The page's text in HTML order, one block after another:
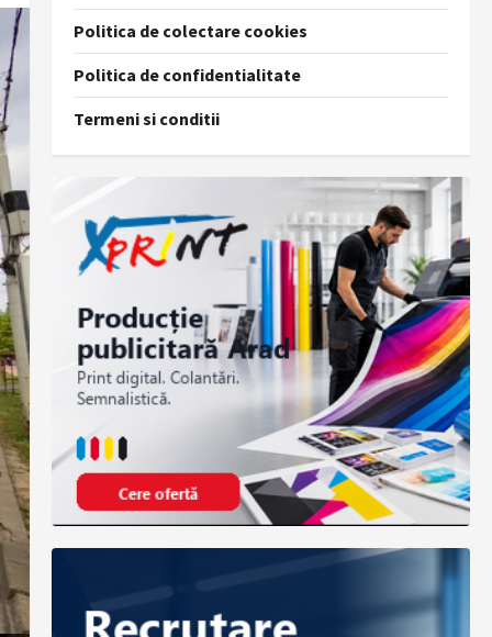
Politica de colectare cookies
Politica de confidentialitate
Termeni si conditii